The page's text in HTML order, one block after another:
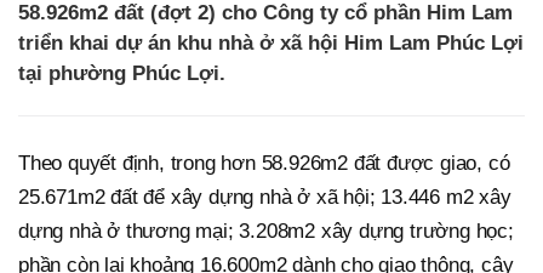
58.926m2 đất (đợt 2) cho Công ty cổ phần Him Lam
triển khai dự án khu nhà ở xã hội Him Lam Phúc Lợi
tại phường Phúc Lợi.
Theo quyết định, trong hơn 58.926m2 đất được giao, có
25.671m2 đất để xây dựng nhà ở xã hội; 13.446 m2 xây
dựng nhà ở thương mại; 3.208m2 xây dựng trường học;
phần còn lại khoảng 16.600m2 dành cho giao thông, cây